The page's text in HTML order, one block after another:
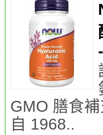
GMO 膳食
自 1968..